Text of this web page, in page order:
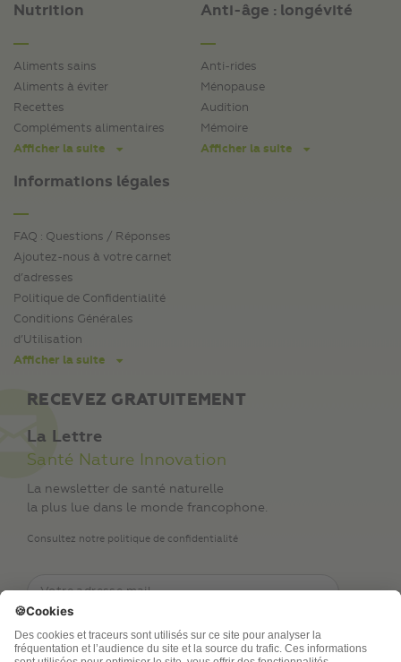
Nutrition
Aliments sains
Aliments à éviter
Recettes
Compléments alimentaires
Afficher la suite
Informations légales
FAQ : Questions / Réponses
Ajoutez-nous à votre carnet
d’adresses
Politique de Confidentialité
Conditions Générales
d’Utilisation
Afficher la suite
Anti-âge : longévité
Anti-rides
Ménopause
Audition
Mémoire
Afficher la suite
RECEVEZ GRATUITEMENT
La Lettre
Santé Nature Innovation
La newsletter de santé naturelle
la plus lue dans le monde francophone.
Consultez notre politique de confidentialité